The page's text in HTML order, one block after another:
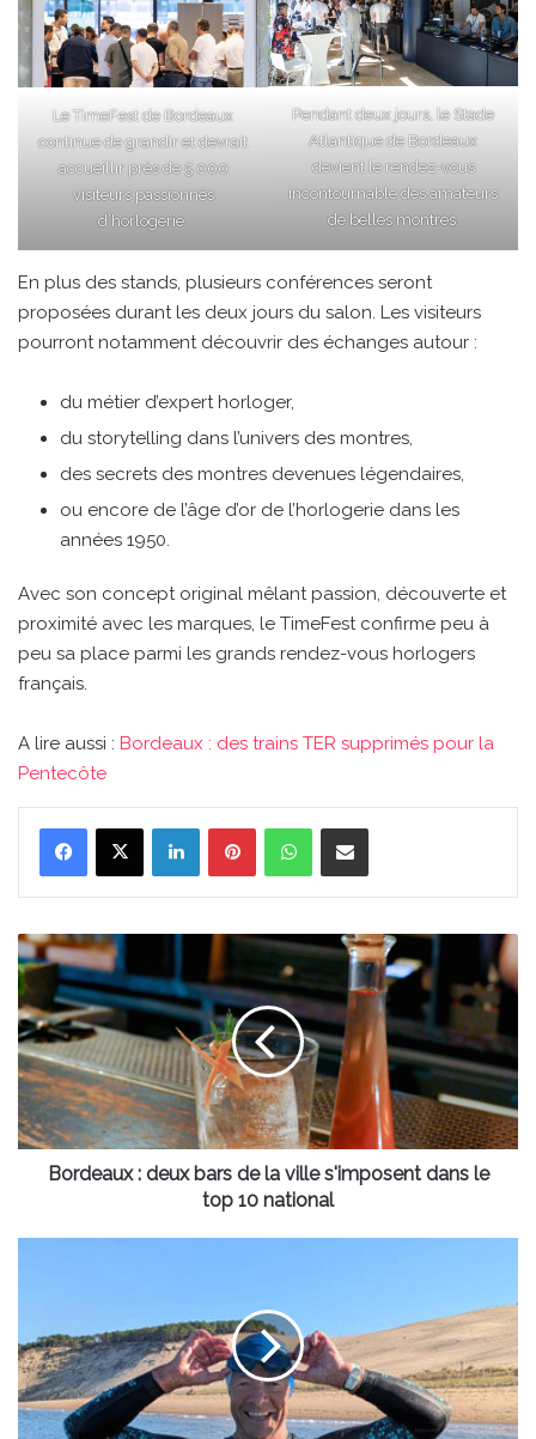
Le TimeFest de Bordeaux
continue de grandir et devrait
accueillir près de 5 000
visiteurs passionnés
d’horlogerie.
Pendant deux jours, le Stade
Atlantique de Bordeaux
devient le rendez-vous
incontournable des amateurs
de belles montres.
En plus des stands, plusieurs conférences seront
proposées durant les deux jours du salon. Les visiteurs
pourront notamment découvrir des échanges autour :
du métier d’expert horloger,
du storytelling dans l’univers des montres,
des secrets des montres devenues légendaires,
ou encore de l’âge d’or de l’horlogerie dans les
années 1950.
Avec son concept original mêlant passion, découverte et
proximité avec les marques, le TimeFest confirme peu à
peu sa place parmi les grands rendez-vous horlogers
français.
A lire aussi : Bordeaux : des trains TER supprimés pour la
Pentecôte
LinkedinPinterestWhatsAppPartager par email
Bordeaux
:
deux
bars
de
la
ville
s'imposent
dans
Bordeaux : deux bars de la ville s'imposent dans le
top 10 national
de
nager
34
kms